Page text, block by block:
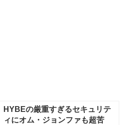
HYBEの厳重すぎるセキュリテ
ィにオム・ジョンファも超苦